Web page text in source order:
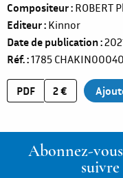
Compositeur ROBERT
Editeur Kinnor
Date de publication
Réf. 1785 CHAKIN00040
PDF 2 €
Abonnez-